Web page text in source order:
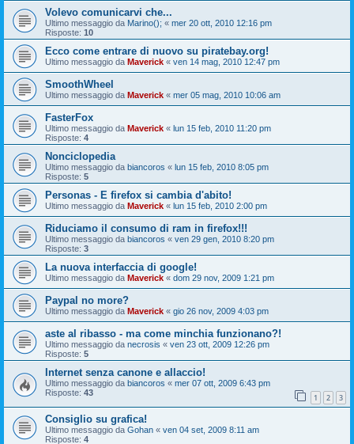
Volevo comunicarvi che...
Ultimo messaggio da Marino(); « mer 20 ott, 2010 12:16 pm
Risposte: 10
Ecco come entrare di nuovo su piratebay.org!
Ultimo messaggio da Maverick « ven 14 mag, 2010 12:47 pm
SmoothWheel
Ultimo messaggio da Maverick « mer 05 mag, 2010 10:06 am
FasterFox
Ultimo messaggio da Maverick « lun 15 feb, 2010 11:20 pm
Risposte: 4
Nonciclopedia
Ultimo messaggio da biancoros « lun 15 feb, 2010 8:05 pm
Risposte: 5
Personas - E firefox si cambia d'abito!
Ultimo messaggio da Maverick « lun 15 feb, 2010 2:00 pm
Riduciamo il consumo di ram in firefox!!!
Ultimo messaggio da biancoros « ven 29 gen, 2010 8:20 pm
Risposte: 3
La nuova interfaccia di google!
Ultimo messaggio da Maverick « dom 29 nov, 2009 1:21 pm
Paypal no more?
Ultimo messaggio da Maverick « gio 26 nov, 2009 4:03 pm
aste al ribasso - ma come minchia funzionano?!
Ultimo messaggio da necrosis « ven 23 ott, 2009 12:26 pm
Risposte: 5
Internet senza canone e allaccio!
Ultimo messaggio da biancoros « mer 07 ott, 2009 6:43 pm
Risposte: 43 1 2 3
Consiglio su grafica!
Ultimo messaggio da Gohan « ven 04 set, 2009 8:11 am
Risposte: 4